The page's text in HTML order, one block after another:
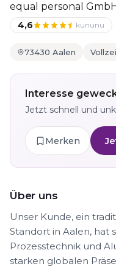
equal personal
4,6 kununu
73430 Aalen
Interesse
Jetzt schnell und
Merken
Über uns
Unser Kunde, ein
Standort in Aalen, hat
Prozesstechnik und
starken globalen